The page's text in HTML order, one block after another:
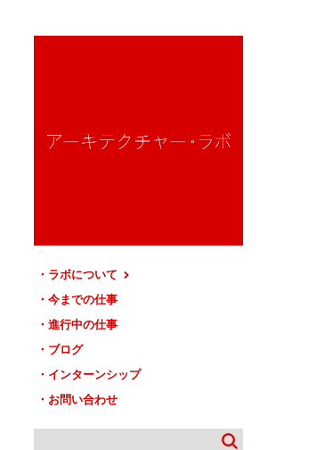
ラボについて
今までの仕事
進行中の仕事
ブログ
インターンシップ
お問い合わせ